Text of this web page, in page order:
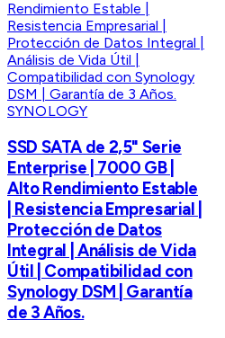
SYNOLOGY
SSD SATA de 2,5" Serie
Enterprise | 7000 GB |
Alto Rendimiento Estable
| Resistencia Empresarial |
Protección de Datos
Integral | Análisis de Vida
Útil | Compatibilidad con
Synology DSM | Garantía
de 3 Años.